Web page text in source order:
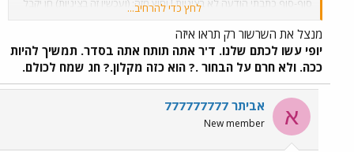
ממני מחר מכות ! אני רואה אותו ואני ארביץ לו כמו תמיד אך תעשו לי טובה:
אל תלשינו לו שאני מחכה לו מחר בארכיון עם "נבוט" עשוי מ... צילום
שהכנתי לו במיוחד !אני מאחל לכולם חג שמח עם הרבה טיולים
בטבע ואשמח לענות על שאלות וכדומה לאחר החג ! גם אני הולך
קצת לנוח ואשתדל לתת לכל אחד את התשובה המקצועית שהוא
מבקש ! אם אני לא במחשב באותו רגע, אני בטוח שהאיש שמחר
יקבל ממני זבטות, ישמח לענות לכם למרות שבאמת אני יודע
שהוא נורא עסוק !
לחץ כדי להרחיב...
מנצל את השרשור רק תראו איזה
יופי עשו לכתם שלנו. ד'ר אתה תותח אתה בסדר. תמשיך להיות
ככה. ולא חרם על הבחור .? הוא כזה מקלון.? חג שמח לכולם.
א אביתר 777777777
New member